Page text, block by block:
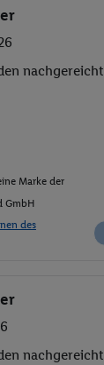
nachgereicht
Marke der
GmbH
des
nachgereicht